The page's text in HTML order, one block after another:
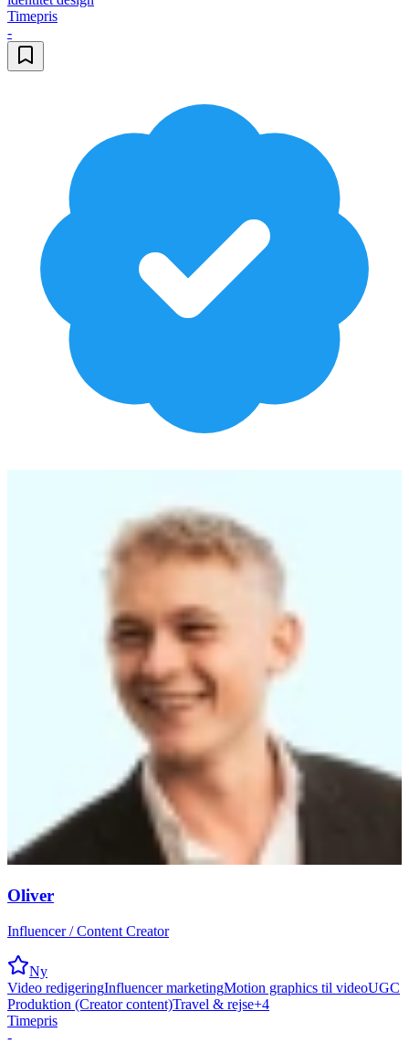
Timepris
-
Oliver
Influencer / Content Creator
Ny
Video redigeringInfluencer marketingMotion graphics til videoUGC
Produktion (Creator content)Travel & rejse+4
Timepris
-